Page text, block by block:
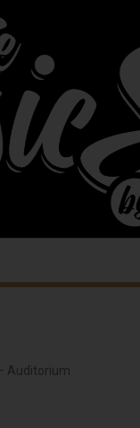
Auditorium